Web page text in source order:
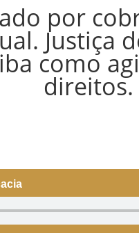
por
Justiça
como
direitos.